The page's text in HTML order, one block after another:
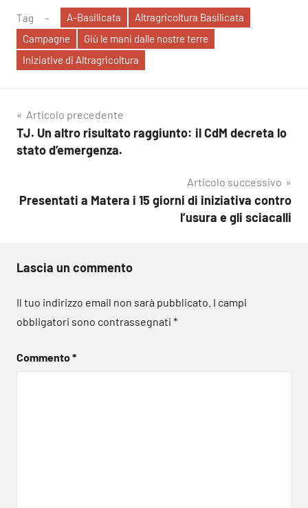
Tag A-Basilicata
Altragricoltura Basilicata
Campagne
Giù le mani dalle nostre terre
Iniziative di Altragricoltura
Navigazione
articoli
Articolo precedente
TJ. Un altro risultato raggiunto: il CdM decreta lo
stato d’emergenza.
Articolo successivo
Presentati a Matera i 15 giorni di iniziativa contro
l’usura e gli sciacalli
Lascia un commento
Il tuo indirizzo email non sarà pubblicato. I campi
obbligatori sono contrassegnati *
Commento*